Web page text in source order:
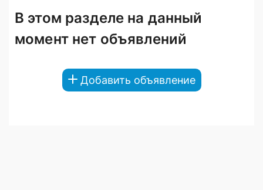
В этом разделе на данный
момент нет объявлений
Добавить объявление